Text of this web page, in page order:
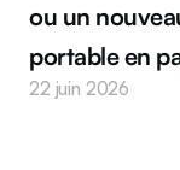
ou un
portable en
22 juin 2026